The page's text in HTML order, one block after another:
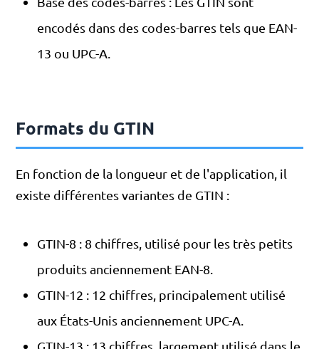
encodés dans des codes-barres tels que EAN-
13 ou UPC-A.
Formats du GTIN
En fonction de la longueur et de l'application, il
existe différentes variantes de GTIN :
GTIN-8 : 8 chiffres, utilisé pour les très petits
produits anciennement EAN-8.
GTIN-12 : 12 chiffres, principalement utilisé
aux États-Unis anciennement UPC-A.
GTIN-13 : 13 chiffres, largement utilisé dans le